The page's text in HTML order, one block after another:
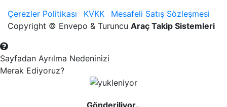
Çerezler Politikası KVKK
Mesafeli Satış Sözleşmesi
Copyright © Envepo & Turuncu Araç Takip Sistemleri
Sayfadan Ayrılma Nedeninizi
Merak Ediyoruz?
Gönderiliyor..